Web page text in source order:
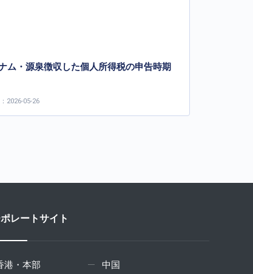
ム・源泉徴収した個人所得税の申告時期
2026-05-26
レートサイト
港・本部 中国